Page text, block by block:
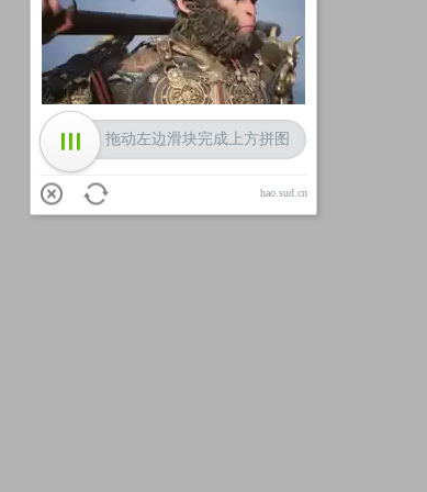
加载中
拖动左边滑块完成上方拼图
hao.sud.cn